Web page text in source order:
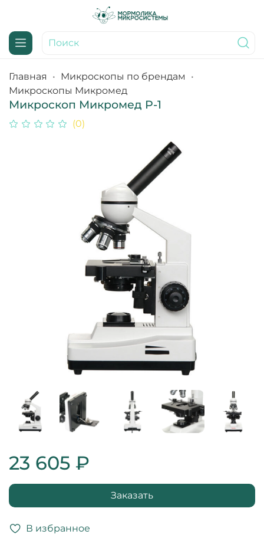
Главная
Микроскопы по брендам
Микроскопы Микромед
Микроскоп Микромед Р-1
(0)
В избранное
23 605 ₽
Заказать